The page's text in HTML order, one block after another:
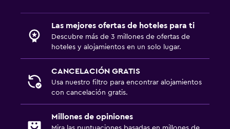
Salud y seguridad
Limpieza diaria
Cámaras CCTV en zonas comunes
Seguridad las 24 horas
Botiquín de primeros auxilios
Sistema de entretenimiento
Las mejores ofertas de hoteles para ti
Descubre más de 3 millones de ofertas de
hoteles y alojamientos en un solo lugar.
CANCELACIÓN GRATIS
Usa nuestro filtro para encontrar alojamientos
con cancelación gratis.
Millones de opiniones